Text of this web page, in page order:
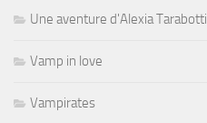
Une aventure d'Alexia Tarabotti
Vamp in love
Vampirates